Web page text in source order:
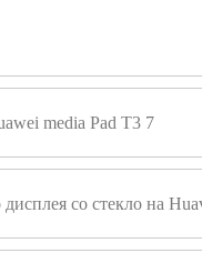
media Pad T3 7
со стекло на